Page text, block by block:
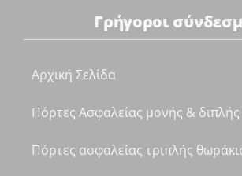
Γρήγοροι
Αρχική Σελίδα
Πόρτες Ασφαλείας μονής &
Πόρτες ασφαλείας τριπλής